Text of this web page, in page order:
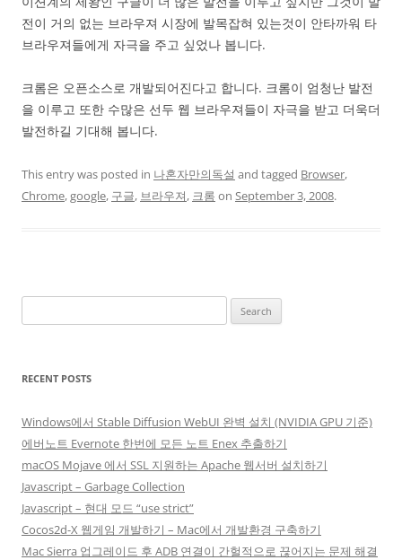
전이 거의 없는 브라우져 시장에 발목잡혀 있는것이 안타까워 타
브라우져들에게 자극을 주고 싶었나 봅니다.
크롬은 오픈소스로 개발되어진다고 합니다. 크롬이 엄청난 발전
을 이루고 또한 수많은 선두 웹 브라우져들이 자극을 받고 더욱더
발전하길 기대해 봅니다.
This entry was posted in 나혼자만의독설 and tagged Browser,
Chrome,google, 구글, 브라우져, 크롬 on September 3, 2008.
for:
RECENT POSTS
Windows에서 Stable Diffusion WebUI 완벽 설치 (NVIDIA GPU 기준)
에버노트 Evernote 한번에 모든 노트 Enex 추출하기
macOS Mojave 에서 SSL 지원하는 Apache 웹서버 설치하기
Javascript – Garbage Collection
Javascript – 현대 모드 “use strict”
Cocos2d-X 웹게임 개발하기 – Mac에서 개발환경 구축하기
Mac Sierra 업그레이드 후 ADB 연결이 간헐적으로 끊어지는 문제 해결